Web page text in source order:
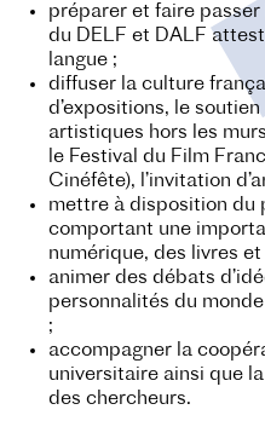
préparer et faire passer
du DELF et DALF
langue ;
diffuser la culture
d’expositions, le
artistiques hors les
le Festival du Film
Cinéfête), l’invitation
mettre à disposition du
comportant une
numérique, des livres
animer des débats
personnalités du
;
accompagner la
universitaire ainsi que
des chercheurs.